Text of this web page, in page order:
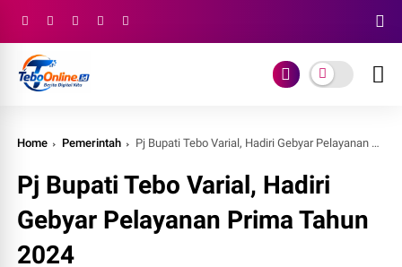
Home Pemerintah Pj Bupati Tebo Varial, Hadiri Gebyar Pelayanan Prima Tahun 2024
Pj Bupati Tebo Varial, Hadiri
Gebyar Pelayanan Prima Tahun
2024